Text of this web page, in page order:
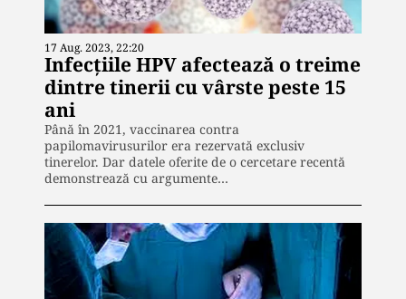
17 Aug. 2023, 22:20
Infecțiile HPV afectează o treime
dintre tinerii cu vârste peste 15
ani
Până în 2021, vaccinarea contra
papilomavirusurilor era rezervată exclusiv
tinerelor. Dar datele oferite de o cercetare recentă
demonstrează cu argumente…